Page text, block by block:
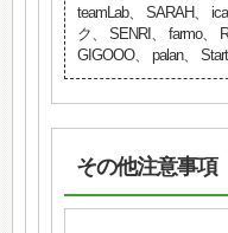
teamLab、 SARAH、
ク、 SENRI、 farmo、
GIGOOO、 palan、
その他注意事項